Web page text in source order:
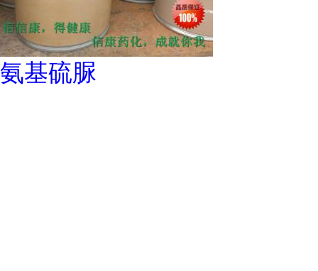
氨基硫脲